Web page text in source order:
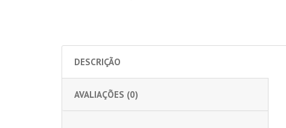
DESCRIÇÃO
AVALIAÇÕES (0)